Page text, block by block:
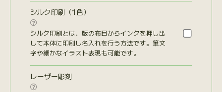
シルク印刷（1色）

シルク印刷とは、版の布目からインクを押し出
して本体に印刷し名入れを行う方法です。筆文
字や細かなイラスト表現も可能です。
レーザー彫刻
